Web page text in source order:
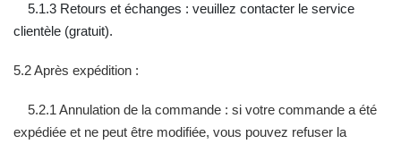
5.1.3 Retours et échanges : veuillez contacter le service
clientèle (gratuit).
5.2 Après expédition :
5.2.1 Annulation de la commande : si votre commande a été
expédiée et ne peut être modifiée, vous pouvez refuser la